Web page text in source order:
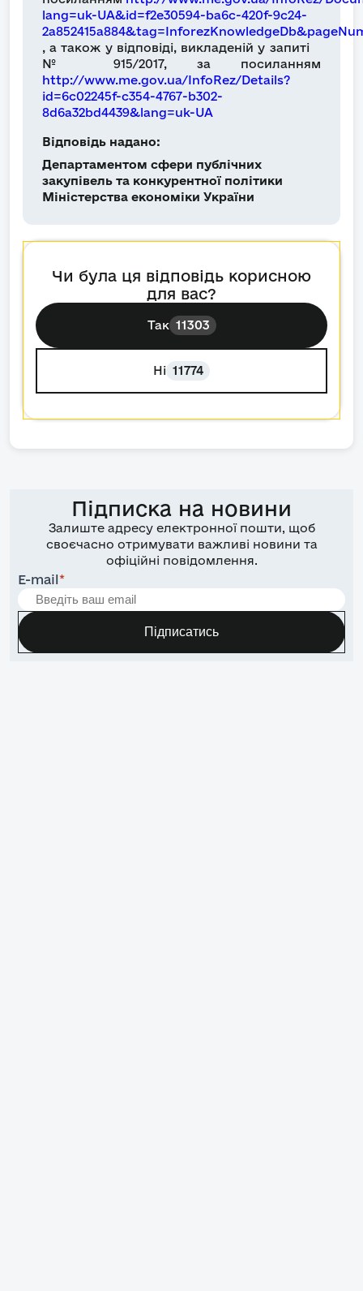
lang=uk-UA&id=f2e30594-ba6c-420f-9c24-
, а також у відповіді, викладеній у запиті
№ 915/2017, за посиланням
http://www.me.gov.ua/InfoRez/Details?
id=6c02245f-c354-4767-b302-
8d6a32bd4439&lang=uk-UA
Відповідь надано:
Департаментом сфери публічних
закупівель та конкурентної політики
Міністерства економіки України
Чи була ця відповідь корисною
для вас?
Так 11303
Ні 11774
Підписка на новини
Залиште адресу електронної пошти, щоб
своєчасно отримувати важливі новини та
офіційні повідомлення.
E-mail*
Підписатись